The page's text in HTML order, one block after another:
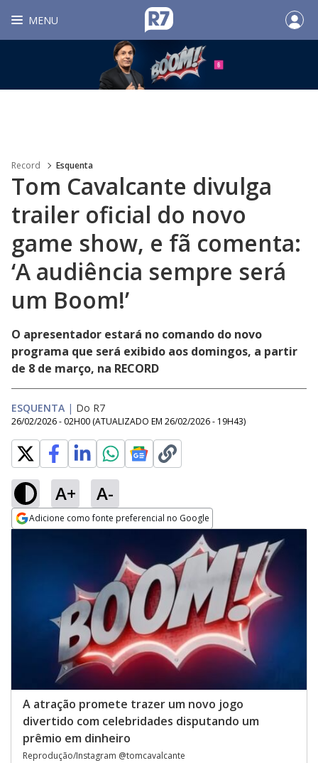
MENU
Record Esquenta
Tom Cavalcante divulga
trailer oficial do novo
game show, e fã comenta:
‘A audiência sempre será
um Boom!’
O apresentador estará no comando do novo
programa que será exibido aos domingos, a partir
de 8 de março, na RECORD
ESQUENTA | Do R7
26/02/2026 - 02H00 (ATUALIZADO EM 26/02/2026 - 19H43)
A+ A-
Adicione como fonte preferencial no Google
A atração promete trazer um novo jogo
divertido com celebridades disputando um
prêmio em dinheiro
Reprodução/Instagram @tomcavalcante